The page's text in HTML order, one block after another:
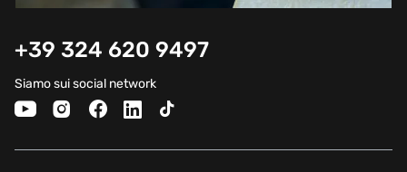
+39 324 620 9497
Siamo sui social network